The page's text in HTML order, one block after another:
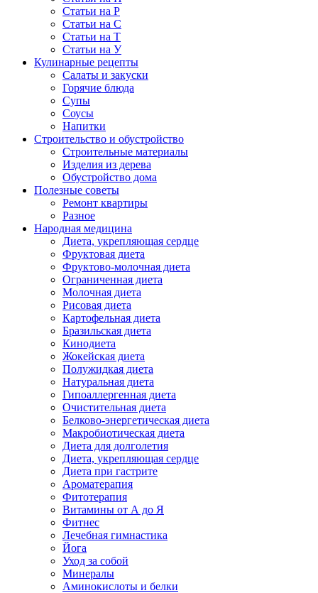
Статьи на Р
Статьи на С
Статьи на Т
Статьи на У
Кулинарные рецепты
Салаты и закуски
Горячие блюда
Супы
Соусы
Напитки
Строительство и обустройство
Строительные материалы
Изделия из дерева
Обустройство дома
Полезные советы
Ремонт квартиры
Разное
Народная медицина
Диета, укрепляющая сердце
Фруктовая диета
Фруктово-молочная диета
Ограниченная диета
Молочная диета
Рисовая диета
Картофельная диета
Бразильская диета
Кинодиета
Жокейская диета
Полужидкая диета
Натуральная диета
Гипоаллергенная диета
Очистительная диета
Белково-энергетическая диета
Макробиотическая диета
Диета для долголетия
Диета, укрепляющая сердце
Диета при гастрите
Ароматерапия
Фитотерапия
Витамины от А до Я
Фитнес
Лечебная гимнастика
Йога
Уход за собой
Минералы
Аминокислоты и белки